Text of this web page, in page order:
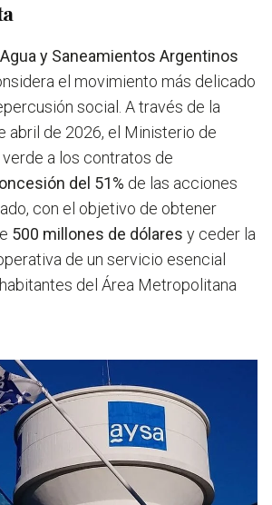
Agua y Saneamientos Argentinos
el movimiento más delicado
social. A través de la
abril de 2026, el Ministerio de
a los contratos de
del 51% de las acciones
con el objetivo de obtener
500 millones de dólares y ceder la
de un servicio esencial
del Área Metropolitana